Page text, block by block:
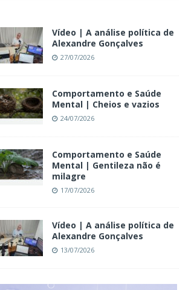
Vídeo | A análise política de
Alexandre Gonçalves
27/07/2026
Comportamento e Saúde
Mental | Cheios e vazios
24/07/2026
Comportamento e Saúde
Mental | Gentileza não é
milagre
17/07/2026
Vídeo | A análise política de
Alexandre Gonçalves
13/07/2026